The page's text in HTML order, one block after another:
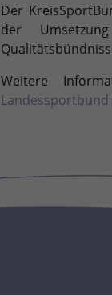
Der
der
Quali
Weitere
Landessportbund